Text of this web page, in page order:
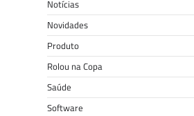
Notícias
Novidades
Produto
Rolou na Copa
Saúde
Software